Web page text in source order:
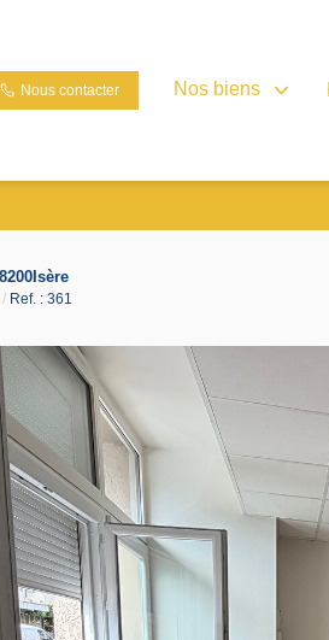
Nous contacter Nos biens
Ref. : 361